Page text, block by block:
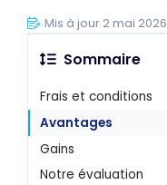
Mis à jour 2 mai 2026
Sommaire
Frais et conditions
Avantages
Gains
Notre évaluation